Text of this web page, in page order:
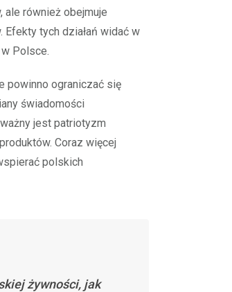
ale również obejmuje
Efekty tych działań widać w
Polsce.
powinno ograniczać się
świadomości
jest patriotyzm
Coraz więcej
polskich
żywności, jak